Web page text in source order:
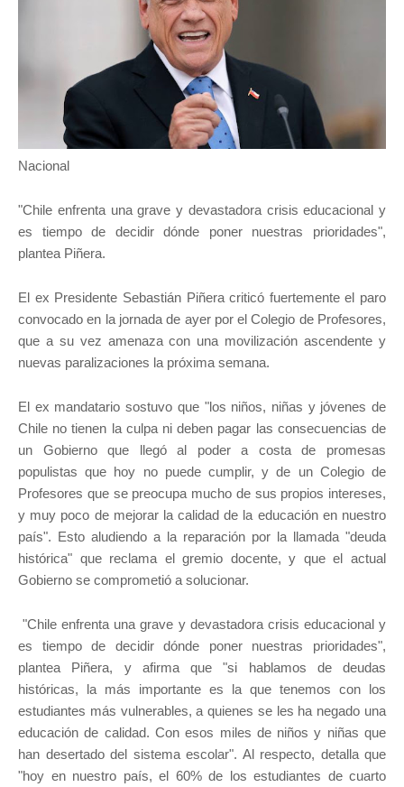
Nacional
"Chile enfrenta una grave y devastadora crisis educacional y
es tiempo de decidir dónde poner nuestras prioridades",
plantea Piñera.
El ex Presidente Sebastián Piñera criticó fuertemente el paro
convocado en la jornada de ayer por el Colegio de Profesores,
que a su vez amenaza con una movilización ascendente y
nuevas paralizaciones la próxima semana.
El ex mandatario sostuvo que "los niños, niñas y jóvenes de
Chile no tienen la culpa ni deben pagar las consecuencias de
un Gobierno que llegó al poder a costa de promesas
populistas que hoy no puede cumplir, y de un Colegio de
Profesores que se preocupa mucho de sus propios intereses,
y muy poco de mejorar la calidad de la educación en nuestro
país". Esto aludiendo a la reparación por la llamada "deuda
histórica" que reclama el gremio docente, y que el actual
Gobierno se comprometió a solucionar.
"Chile enfrenta una grave y devastadora crisis educacional y
es tiempo de decidir dónde poner nuestras prioridades",
plantea Piñera, y afirma que "si hablamos de deudas
históricas, la más importante es la que tenemos con los
estudiantes más vulnerables, a quienes se les ha negado una
educación de calidad. Con esos miles de niños y niñas que
han desertado del sistema escolar". Al respecto, detalla que
"hoy en nuestro país, el 60% de los estudiantes de cuarto